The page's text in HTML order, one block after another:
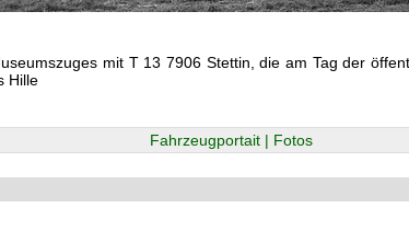
mit T 13 7906 Stettin, die am Tag der
Hille
Fahrzeugportait | Fotos